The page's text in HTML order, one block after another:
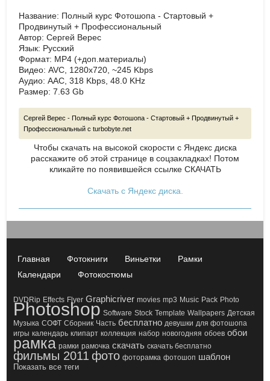
Название: Полный курс Фотошопа - Стартовый +
Продвинутый + Профессиональный
Автор: Сергей Верес
Язык: Русский
Формат: MP4 (+доп.материалы)
Видео: AVC, 1280x720, ~245 Kbps
Аудио: AAC, 318 Kbps, 48.0 KHz
Размер: 7.63 Gb
Сергей Верес - Полный курс Фотошопа - Стартовый + Продвинутый +
Профессиональный с turbobyte.net
Чтобы скачать на высокой скорости с Яндекс диска
расскажите об этой странице в соцзакладках! Потом
кликайте по появившейся ссылке СКАЧАТЬ
Скачать с Яндекс диска.
Главная Фотокниги Виньетки
Рамки
Календари
Фотокостюмы
DVDRip Effects Flyer Graphicriver movies mp3 Music Pack Photo
Photoshop Software Stock Template Wallpapers Детская
Музыка СОФТ Сборник Часть бесплатно девушки для фотошопа
игры календарь клипарт коллекция набор новогодняя обоев обои
рамка рамки рамочка скачать скачать бесплатно
фильмы 2011фото фоторамка фотошоп шаблон
Показать все теги